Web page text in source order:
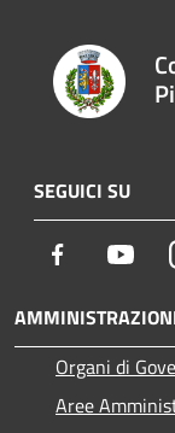
SEGUICI SU
Facebook
Organi di
Aree